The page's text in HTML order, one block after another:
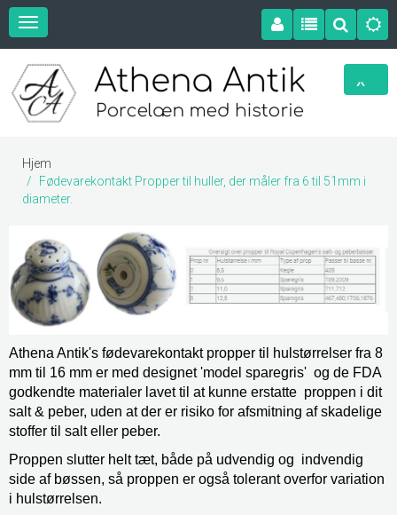
Hjem
Fødevarekontakt Propper til huller, der måler fra 6 til 51mm i
diameter.
Athena Antik's fødevarekontakt propper til hulstørrelser fra 8
mm til 16 mm er med designet 'model sparegris' og de FDA
godkendte materialer lavet til at kunne erstatte proppen i dit
salt & peber, uden at der er risiko for afsmitning af skadelige
stoffer til salt eller peber.
Proppen slutter helt tæt, både på udvendig og indvendig
side af bøssen, så proppen er også tolerant overfor variation
i hulstørrelsen.